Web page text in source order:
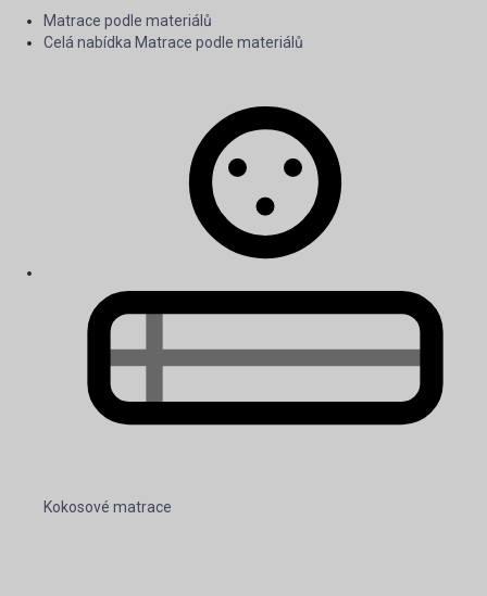
Matrace podle materiálů
Celá nabídka Matrace podle materiálů
Kokosové matrace